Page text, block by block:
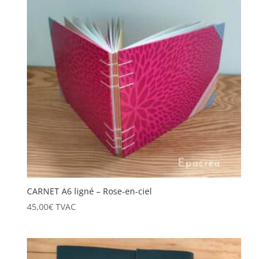
CARNET A6 ligné – Rose-en-ciel
45,00€ TVAC